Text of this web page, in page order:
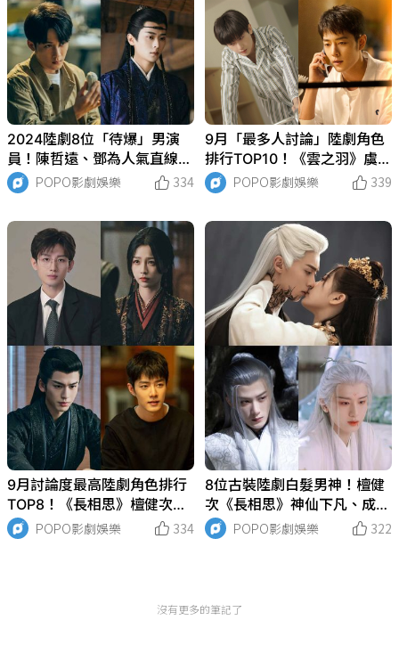
2024陸劇8位「待爆」男演
員！陳哲遠、鄧為人氣直線竄
升，丞磊、田嘉瑞被看好，檀
健次霸屏！
POPO影劇娛樂 334
9月「最多人討論」陸劇角色
排行TOP10！《雲之羽》虞書
欣贏張凌赫，冠軍打敗肖戰奪
冠！
POPO影劇娛樂 339
9月討論度最高陸劇角色排行
TOP8！《長相思》檀健次僅
排第8，《雲之羽》虞書欣第
二，冠軍是這位男神！
POPO影劇娛樂 334
8位古裝陸劇白髮男神！檀健
次《長相思》神仙下凡、成毅
自帶仙氣，王鶴棣《蒼蘭訣》
一掃負評帥出新高度！
POPO影劇娛樂 322
沒有更多的筆記了